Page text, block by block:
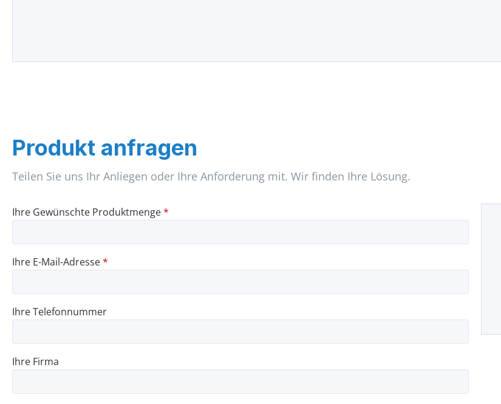
Produkt anfragen
Teilen Sie uns Ihr Anliegen oder Ihre Anforderung mit. Wir finden Ihre Lösung.
Ihre Gewünschte Produktmenge*
Ihre E-Mail-Adresse*
Ihre Telefonnummer
Ihre Firma